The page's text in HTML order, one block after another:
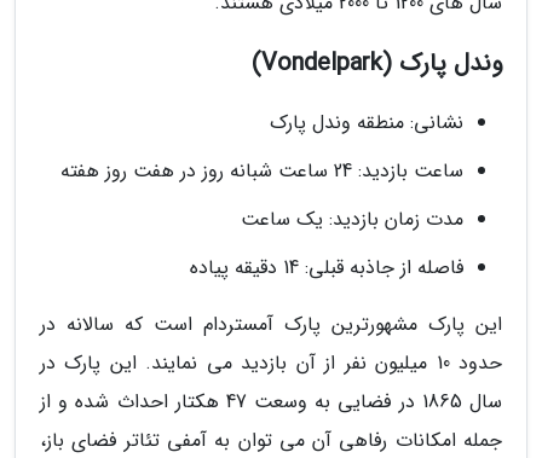
وندل پارک (Vondelpark)
نشانی: منطقه وندل پارک
ساعت بازدید: 24 ساعت شبانه روز در هفت روز هفته
مدت زمان بازدید: یک ساعت
فاصله از جاذبه قبلی: 14 دقیقه پیاده
این پارک مشهورترین پارک آمستردام است که سالانه در
حدود 10 میلیون نفر از آن بازدید می نمایند. این پارک در
سال 1865 در فضایی به وسعت 47 هکتار احداث شده و از
جمله امکانات رفاهی آن می توان به آمفی تئاتر فضای باز،